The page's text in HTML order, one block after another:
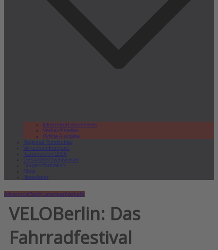
lokal.report abonnieren
Verkaufsstellen
Online Ausgabe
Regional Rundschau
Wirtschaft.Kompakt
Karriereleiter 2026
Gesundheitswegweiser
Bürgerinformation
Shop
Newsletter
AdvertorialBerlinLebensartVerkehr
VELOBerlin: Das
Fahrradfestival